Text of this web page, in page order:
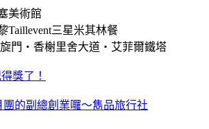
美術館
Taillevent三星米其林餐
門‧香榭里舍大道‧艾菲爾鐵塔
獎了！
團的副總創業囉～雋品旅行社